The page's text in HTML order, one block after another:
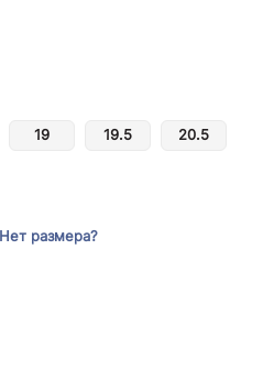
19 19.5 20.5
Нет размера?